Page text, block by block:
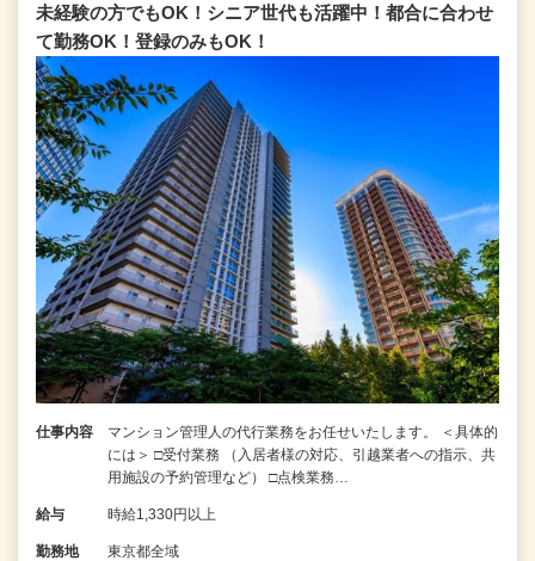
未経験の方でもOK！シニア世代も活躍中！都合に合わせ
て勤務OK！登録のみもOK！
仕事内容
マンション管理人の代行業務をお任せいたします。 ＜具体的
には＞ □受付業務 （入居者様の対応、引越業者への指示、共
用施設の予約管理など） □点検業務…
給与 時給1,330円以上
勤務地 東京都全域